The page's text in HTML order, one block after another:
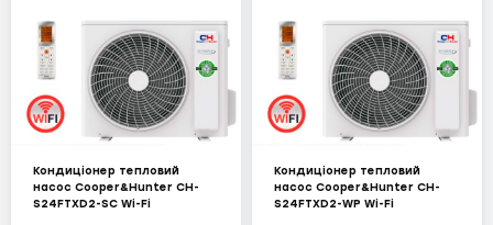
Кондиціонер тепловий
насос Cooper&Hunter CH-
S24FTXD2-SC Wi-Fi
Кондиціонер тепловий
насос Cooper&Hunter CH-
S24FTXD2-WP Wi-Fi
Водонагрівачі
ELECTROLUX
MIDEA
ZANUSSI
Зволожувачі